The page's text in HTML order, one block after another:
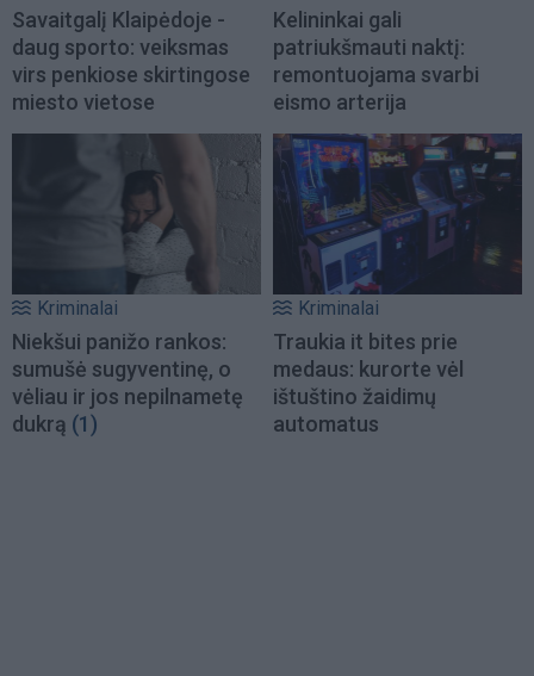
Savaitgalį Klaipėdoje -
daug sporto: veiksmas
virs penkiose skirtingose
miesto vietose
Kelininkai gali
patriukšmauti naktį:
remontuojama svarbi
eismo arterija
Kriminalai
Niekšui panižo rankos:
sumušė sugyventinę, o
vėliau ir jos nepilnametę
dukrą (1)
Kriminalai
Traukia it bites prie
medaus: kurorte vėl
ištuštino žaidimų
automatus